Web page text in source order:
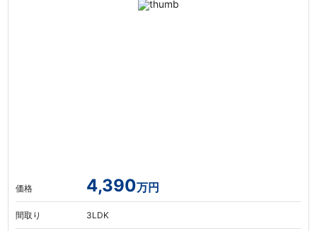
価格 4,390万円
間取り 3LDK